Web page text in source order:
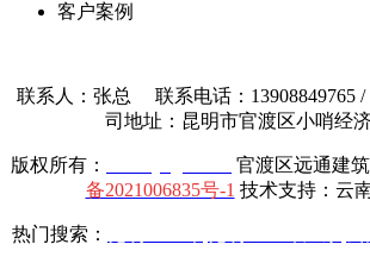
客户案例
联系人：张总 联系电话：13908849765
司地址：昆明市官渡区小哨经
版权所有： 官渡区远通建
备2021006835号-1 技术支持：云
热门搜索：